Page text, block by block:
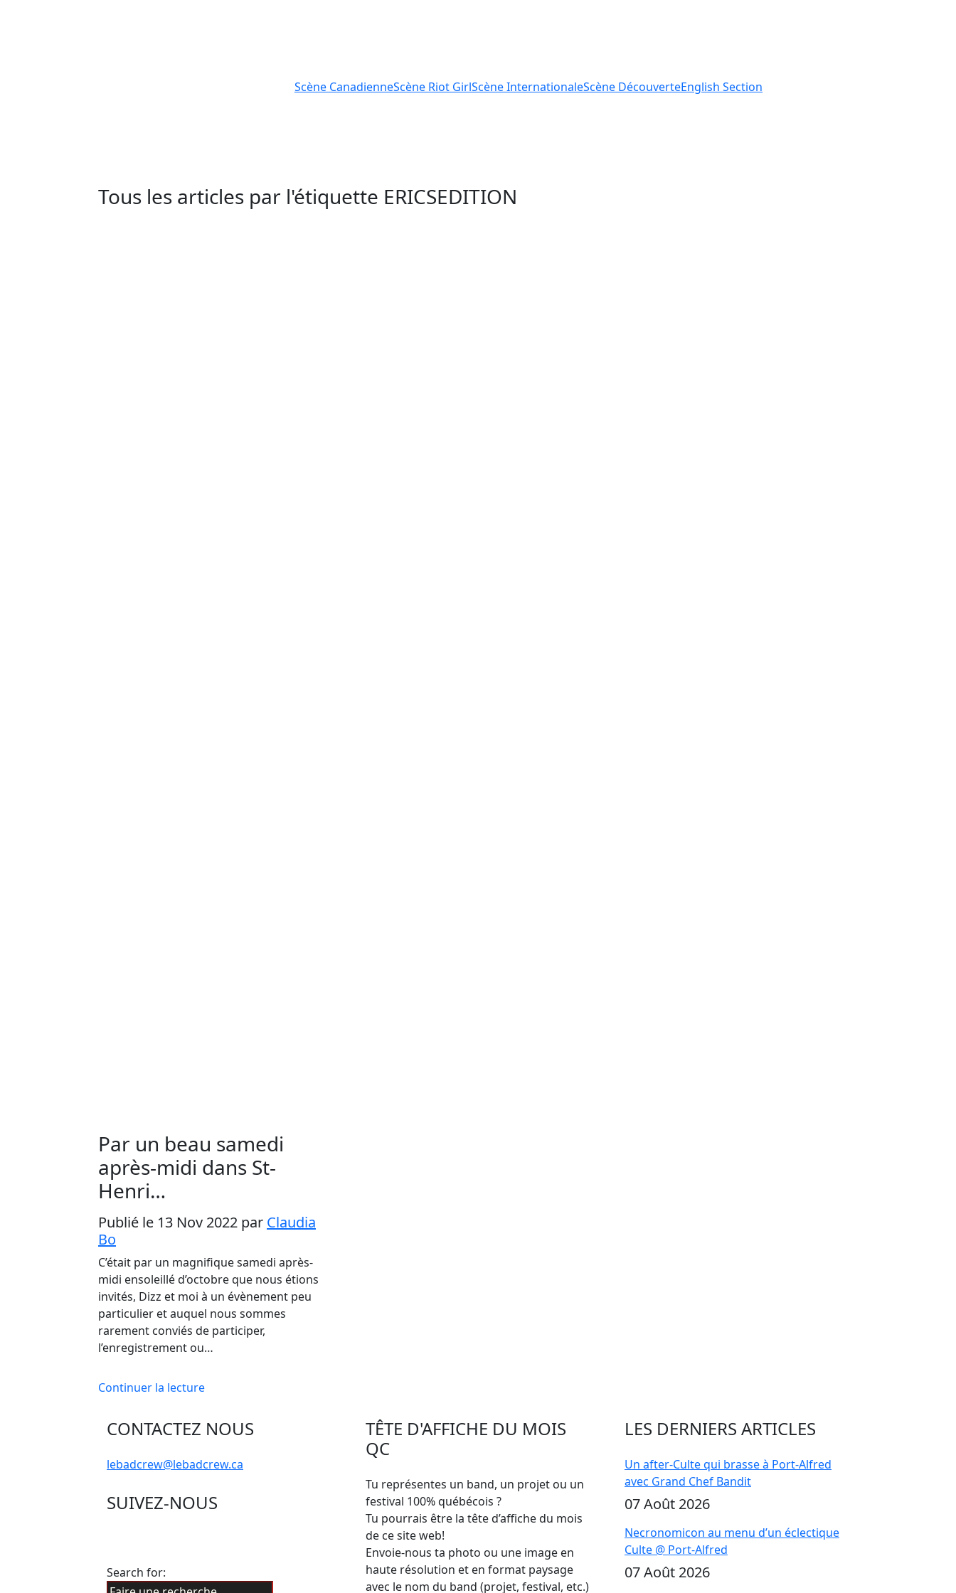
Scène CanadienneScène Riot GirlScèneInternationaleScène DécouverteEnglish Section
Tous les articles par l'étiquette ERICSEDITION
Par un beau samedi
après-midi dans St-
Henri…
Publié le 13 Nov 2022 par Claudia
Bo
C’était par un magnifique samedi après-
midi ensoleillé d’octobre que nous étions
invités, Dizz et moi à un évènement peu
particulier et auquel nous sommes
rarement conviés de participer,
l’enregistrement ou…
Continuer la lecture
CONTACTEZ NOUS
lebadcrew@lebadcrew.ca
SUIVEZ-NOUS
Search for:
TÊTE D'AFFICHE DU MOIS
QC
Tu représentes un band, un projet ou un
festival 100% québécois ?
Tu pourrais être la tête d’affiche du mois
de ce site web!
Envoie-nous ta photo ou une image en
haute résolution et en format paysage
avec le nom du band (projet, festival, etc.)
LES DERNIERS ARTICLES
Un after-Culte qui brasse à Port-Alfred
avec Grand Chef Bandit
07 Août 2026
Necronomicon au menu d’un éclectique
Culte @ Port-Alfred
07 Août 2026